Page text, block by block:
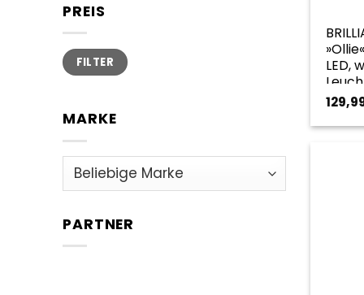
PREIS
Min.
Preis
Max.
PreisFILTER
MARKE
PARTNER
LED,
180